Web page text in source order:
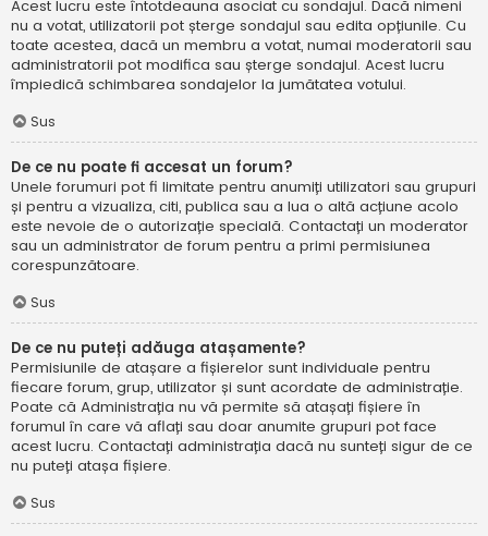
Acest lucru este întotdeauna asociat cu sondajul. Dacă nimeni
nu a votat, utilizatorii pot șterge sondajul sau edita opțiunile. Cu
toate acestea, dacă un membru a votat, numai moderatorii sau
administratorii pot modifica sau șterge sondajul. Acest lucru
împiedică schimbarea sondajelor la jumătatea votului.
Sus
De ce nu poate fi accesat un forum?
Unele forumuri pot fi limitate pentru anumiți utilizatori sau grupuri
și pentru a vizualiza, citi, publica sau a lua o altă acțiune acolo
este nevoie de o autorizație specială. Contactați un moderator
sau un administrator de forum pentru a primi permisiunea
corespunzătoare.
Sus
De ce nu puteți adăuga atașamente?
Permisiunile de atașare a fișierelor sunt individuale pentru
fiecare forum, grup, utilizator și sunt acordate de administrație.
Poate că Administrația nu vă permite să atașați fișiere în
forumul în care vă aflați sau doar anumite grupuri pot face
acest lucru. Contactați administrația dacă nu sunteți sigur de ce
nu puteți atașa fișiere.
Sus